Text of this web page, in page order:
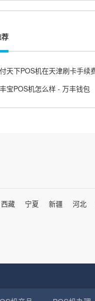
荐
天下POS机在天津刷卡手续
宝POS机怎么样 - 万丰钱包
西藏 宁夏 新疆 河北